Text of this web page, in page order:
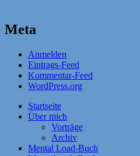
Meta
Anmelden
Eintrags-Feed
Kommentar-Feed
WordPress.org
Startseite
Über mich
Vorträge
Archiv
Mental Load-Buch